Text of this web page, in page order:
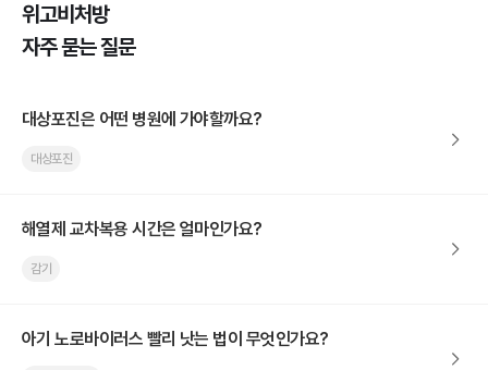
위고비처방
자주 묻는 질문
대상포진은 어떤 병원에 가야할까요?
대상포진
해열제 교차복용 시간은 얼마인가요?
감기
아기 노로바이러스 빨리 낫는 법이 무엇인가요?